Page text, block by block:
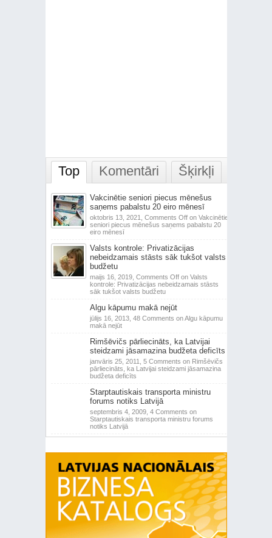
Top Komentāri Šķirkļi
Vakcinētie seniori piecus mēnešus
saņems pabalstu 20 eiro mēnesī
oktobris 13, 2021, Comments Offon Vakcinētie
seniori piecus mēnešus saņems pabalstu 20
eiro mēnesī
Valsts kontrole: Privatizācijas
nebeidzamais stāsts sāk tukšot valsts
budžetu
maijs 16, 2019, Comments Offon Valsts
kontrole: Privatizācijas nebeidzamais stāsts
sāk tukšot valsts budžetu
Algu kāpumu makā nejūt
jūlijs 16, 2013, 48 Comments on Algu kāpumu
makā nejūt
Rimšēvičs pārliecināts, ka Latvijai
steidzami jāsamazina budžeta deficīts
janvāris 25, 2011, 5 Comments on Rimšēvičs
pārliecināts, ka Latvijai steidzami jāsamazina
budžeta deficīts
Starptautiskais transporta ministru
forums notiks Latvijā
septembris 4, 2009, 4 Comments on
Starptautiskais transporta ministru forums
notiks Latvijā